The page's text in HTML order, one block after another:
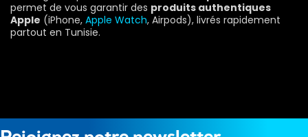
permet de vous garantir des produits authentiques
Apple (iPhone, Apple Watch, Airpods), livrés rapidement
partout en Tunisie.